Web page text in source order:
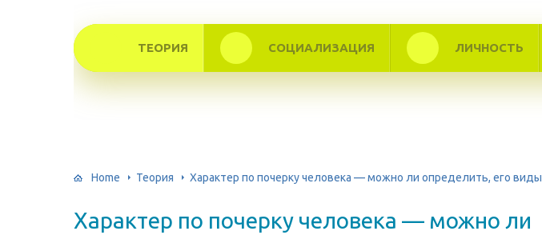
ТЕОРИЯ СОЦИАЛИЗАЦИЯ ЛИЧНОСТЬ
Home Теория Характер по почерку человека — можно ли определить, его виды
Характер по почерку человека — можно ли